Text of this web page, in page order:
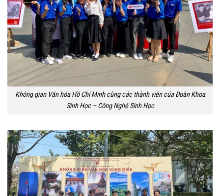
Không gian Văn hóa Hồ Chí Minh cùng các thành viên của Đoàn Khoa
Sinh Học – Công Nghệ Sinh Học